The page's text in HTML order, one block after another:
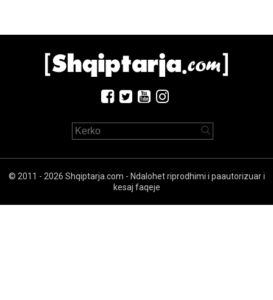
© 2011 - 2026 Shqiptarja.com - Ndalohet riprodhimi i paautorizuar i
kesaj faqeje